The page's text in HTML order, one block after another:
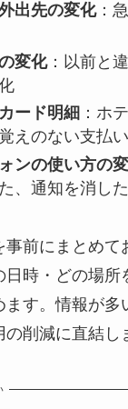
出先の変化：
変化：以前と
ード明細 ：ホ
えのない支払い
ンの使い方の
、通知を消し
事前にまとめて
日時・どの場所
ます。情報が多
削減に直結し